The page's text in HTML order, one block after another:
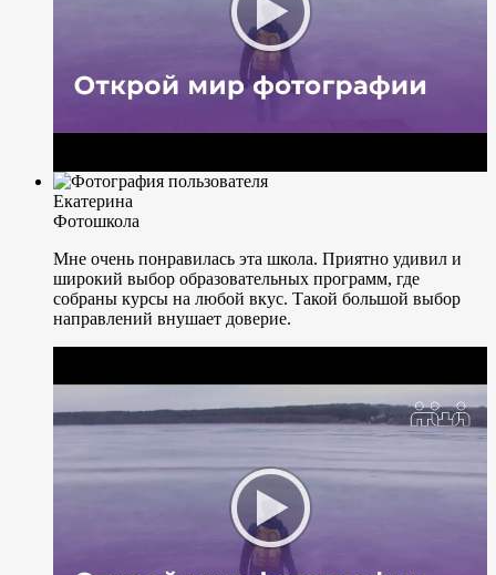
Екатерина
Фотошкола
Мне очень понравилась эта школа. Приятно удивил и
широкий выбор образовательных программ, где
собраны курсы на любой вкус. Такой большой выбор
направлений внушает доверие.